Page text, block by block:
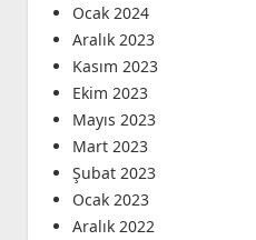
Ocak 2024
Aralık 2023
Kasım 2023
Ekim 2023
Mayıs 2023
Mart 2023
Şubat 2023
Ocak 2023
Aralık 2022